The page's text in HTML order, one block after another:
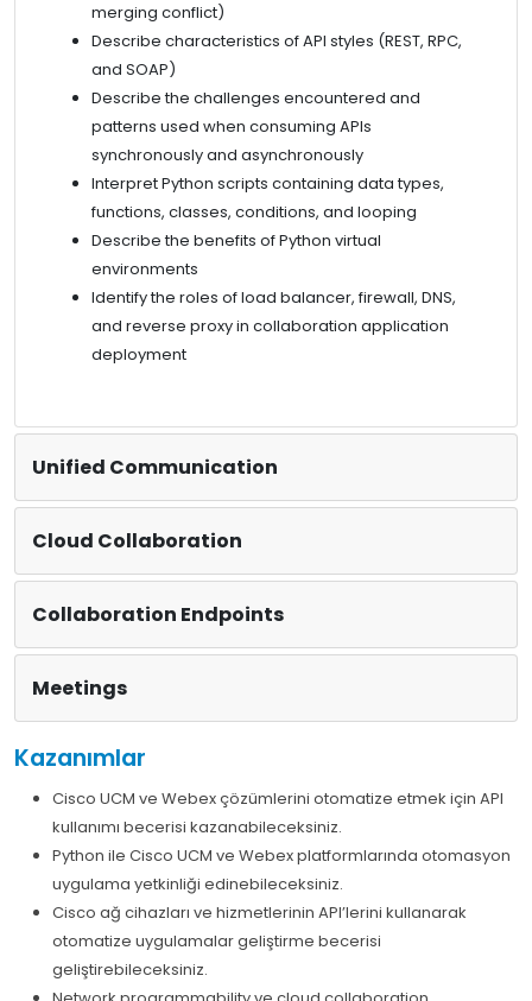
merging conflict)
Describe characteristics of API styles (REST, RPC,
and SOAP)
Describe the challenges encountered and
patterns used when consuming APIs
synchronously and asynchronously
Interpret Python scripts containing data types,
functions, classes, conditions, and looping
Describe the benefits of Python virtual
environments
Identify the roles of load balancer, firewall, DNS,
and reverse proxy in collaboration application
deployment
Unified Communication
Cloud Collaboration
Collaboration Endpoints
Meetings
Kazanımlar
Cisco UCM ve Webex çözümlerini otomatize etmek için API
kullanımı becerisi kazanabileceksiniz.
Python ile Cisco UCM ve Webex platformlarında otomasyon
uygulama yetkinliği edinebileceksiniz.
Cisco ağ cihazları ve hizmetlerinin API’lerini kullanarak
otomatize uygulamalar geliştirme becerisi
geliştirebileceksiniz.